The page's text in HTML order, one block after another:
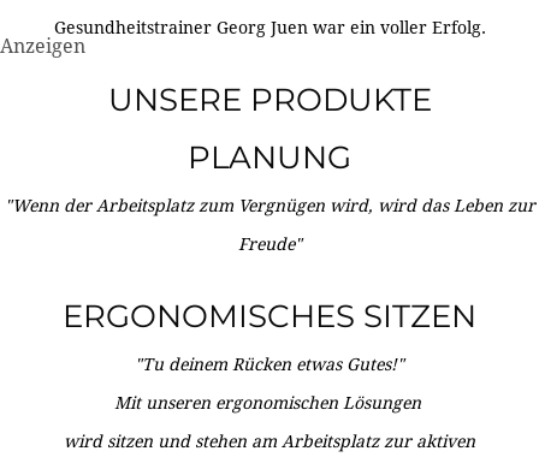
Gesundheitstrainer Georg Juen war ein voller Erfolg.
Anzeigen
UNSERE PRODUKTE
PLANUNG
"Wenn der Arbeitsplatz zum Vergnügen wird, wird das Leben zur
Freude"
ERGONOMISCHES SITZEN
"Tu deinem Rücken etwas Gutes!"
Mit unseren ergonomischen Lösungen
wird sitzen und stehen am Arbeitsplatz zur aktiven